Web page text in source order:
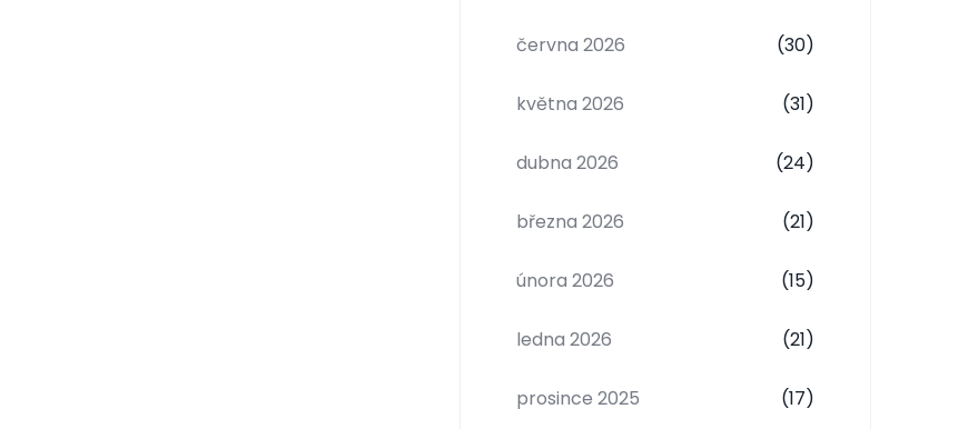
června 2026 (30)
května 2026 (31)
dubna 2026 (24)
března 2026 (21)
února 2026 (15)
ledna 2026 (21)
prosince 2025 (17)